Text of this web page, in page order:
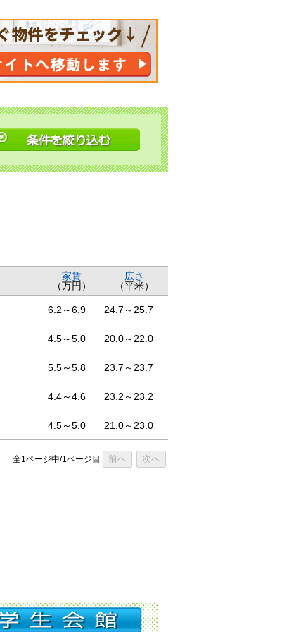
家賃
（万円）
広さ
（平米）
6.2～6.9 24.7～25.7
4.5～5.0 20.0～22.0
5.5～5.8 23.7～23.7
4.4～4.6 23.2～23.2
4.5～5.0 21.0～23.0
全1ページ中/1ページ目 前へ 次へ